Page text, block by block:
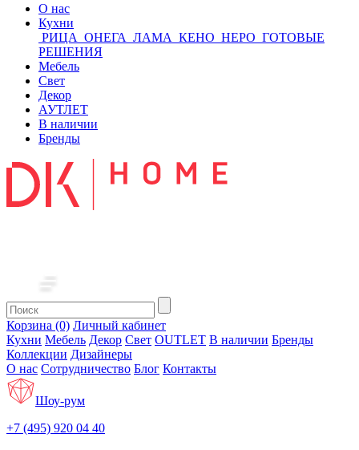
О нас
Кухни
РИЦА ОНЕГА ЛАМА КЕНО НЕРО ГОТОВЫЕ
РЕШЕНИЯ
Мебель
Свет
Декор
АУТЛЕТ
В наличии
Бренды
Корзина (0) Личный кабинет
Кухни Мебель Декор Свет OUTLET В наличии Бренды
Коллекции Дизайнеры
О нас Сотрудничество Блог Контакты
Шоу-рум
+7 (495) 920 04 40